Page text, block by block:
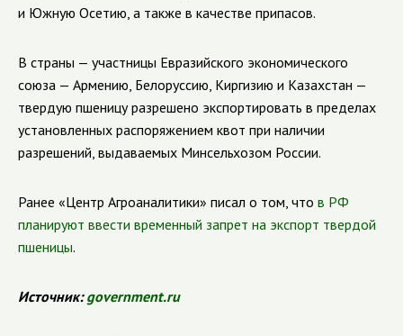
и Южную Осетию, а также в качестве припасов.
В страны — участницы Евразийского экономического
союза — Армению, Белоруссию, Киргизию и Казахстан —
твердую пшеницу разрешено экспортировать в пределах
установленных распоряжением квот при наличии
разрешений, выдаваемых Минсельхозом России.
Ранее «Центр Агроаналитики» писал о том, что в РФ
планируют ввести временный запрет на экспорт твердой
пшеницы.
Источник:government.ru